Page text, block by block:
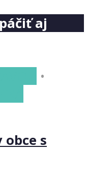
aj
•
s